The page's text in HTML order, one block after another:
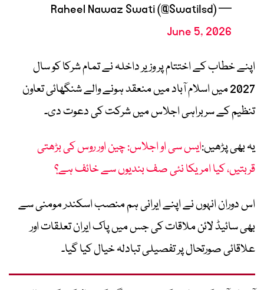
— Raheel Nawaz Swati (@SwatiIsd)
June 5, 2026
اپنے خطاب کے اختتام پر وزیر داخلہ نے تمام شرکا کو سال
2027 میں اسلام آباد میں منعقد ہونے والے شنگھائی تعاون
تنظیم کے سربراہی اجلاس میں شرکت کی دعوت دی۔
یہ بھی پڑھیں:ایس سی او اجلاس: چین اور روس کی بڑھتی
قربتیں، کیا امریکا نئی صف بندیوں سے خائف ہے؟
اس دوران انہوں نے اپنے ایرانی ہم منصب اسکندر مومنی سے
بھی سائیڈ لائن ملاقات کی جس میں پاک ایران تعلقات اور
علاقائی صورتحال پر تفصیلی تبادلہ خیال کیا گیا۔